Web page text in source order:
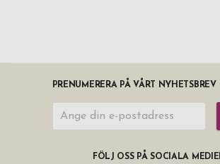
PRENUMERERA PÅ VÅRT NYHETSBREV
FÖLJ OSS PÅ SOCIALA